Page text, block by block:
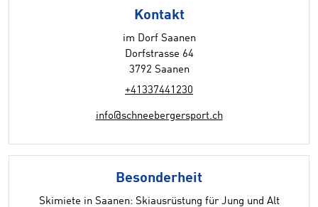
Kontakt
im Dorf Saanen
Dorfstrasse 64
3792 Saanen
+41337441230
info@schneebergersport.ch
Besonderheit
Skimiete in Saanen: Skiausrüstung für Jung und Alt